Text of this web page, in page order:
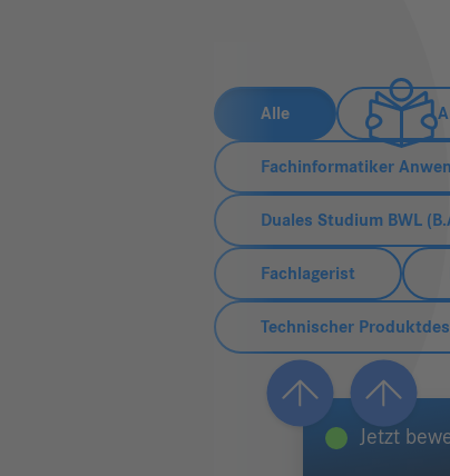
Alle
Fachinformatiker
Duales Studium BWL
Fachlagerist
Technischer
Vorheriger
Slide
Nächster
Slide
Jetzt